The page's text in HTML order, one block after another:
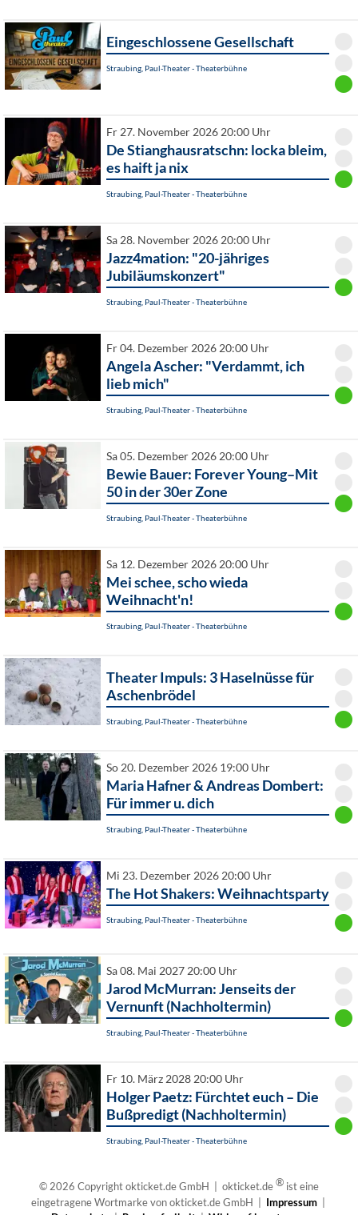
Eingeschlossene Gesellschaft
Straubing, Paul-Theater - Theaterbühne
Fr 27. November 2026 20:00 Uhr
De Stianghausratschn: locka bleim,
es haift ja nix
Straubing, Paul-Theater - Theaterbühne
Sa 28. November 2026 20:00 Uhr
Jazz4mation: "20-jähriges
Jubiläumskonzert"
Straubing, Paul-Theater - Theaterbühne
Fr 04. Dezember 2026 20:00 Uhr
Angela Ascher: "Verdammt, ich
lieb mich"
Straubing, Paul-Theater - Theaterbühne
Sa 05. Dezember 2026 20:00 Uhr
Bewie Bauer: Forever Young–Mit
50 in der 30er Zone
Straubing, Paul-Theater - Theaterbühne
Sa 12. Dezember 2026 20:00 Uhr
Mei schee, scho wieda
Weihnacht'n!
Straubing, Paul-Theater - Theaterbühne
Theater Impuls: 3 Haselnüsse für
Aschenbrödel
Straubing, Paul-Theater - Theaterbühne
So 20. Dezember 2026 19:00 Uhr
Maria Hafner & Andreas Dombert:
Für immer u. dich
Straubing, Paul-Theater - Theaterbühne
Mi 23. Dezember 2026 20:00 Uhr
The Hot Shakers: Weihnachtsparty
Straubing, Paul-Theater - Theaterbühne
Sa 08. Mai 2027 20:00 Uhr
Jarod McMurran: Jenseits der
Vernunft (Nachholtermin)
Straubing, Paul-Theater - Theaterbühne
Fr 10. März 2028 20:00 Uhr
Holger Paetz: Fürchtet euch – Die
Bußpredigt (Nachholtermin)
Straubing, Paul-Theater - Theaterbühne
© 2026 Copyright okticket.de GmbH | okticket.de® ist eine
eingetragene Wortmarke von okticket.de GmbH | Impressum|